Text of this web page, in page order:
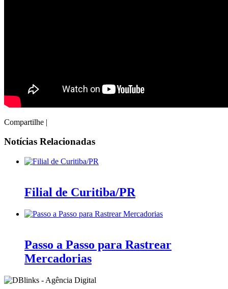
Compartilhe |
Notícias Relacionadas
Filial de Curitiba/PR
Passo a Passo para Rastrear
Mercadorias